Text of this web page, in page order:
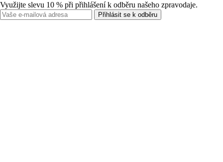
Využijte slevu 10 % při přihlášení k odběru našeho zpravodaje.
Přihlásit se k odběru